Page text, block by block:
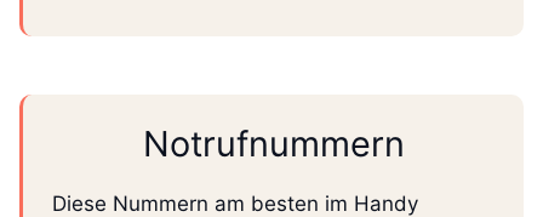
Notrufnummern
Diese Nummern am besten im Handy